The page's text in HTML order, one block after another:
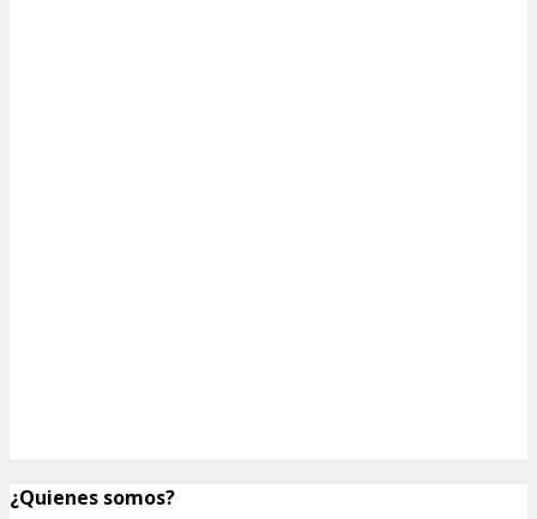
¿Quienes somos?